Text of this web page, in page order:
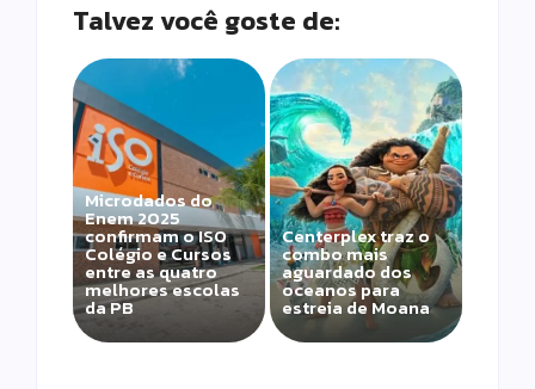
Talvez você goste de:
Microdados do
Enem 2025
confirmam o ISO
Colégio e Cursos
entre as quatro
melhores escolas
da PB
Centerplex traz o
combo mais
aguardado dos
oceanos para
estreia de Moana